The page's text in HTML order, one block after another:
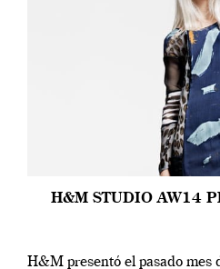
H&M STUDIO AW14
H&M presentó el pasado mes